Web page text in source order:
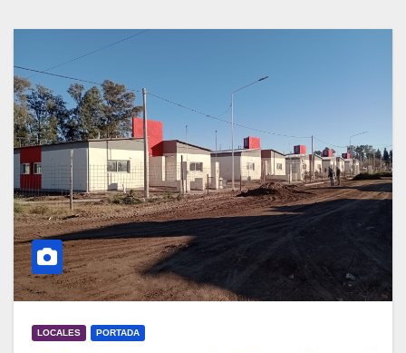
LOCALES PORTADA